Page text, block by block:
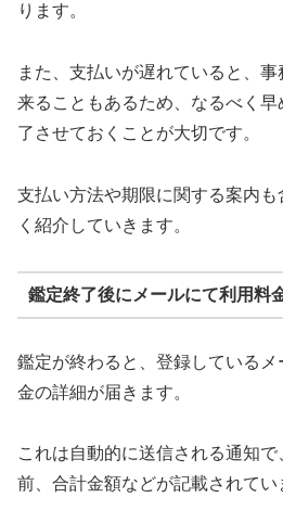
ります。
また、支払いが遅れていると、
来ることもあるため、なるべく
了させておくことが大切です。
支払い方法や期限に関する案内
く紹介していきます。
鑑定終了後にメールにて利用料
鑑定が終わると、登録している
金の詳細が届きます。
これは自動的に送信される通知
前、合計金額などが記載されてい